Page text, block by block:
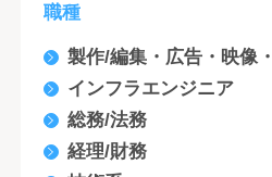
職種
製作/編集・広告・映像
インフラエンジニア
総務/法務
経理/財務